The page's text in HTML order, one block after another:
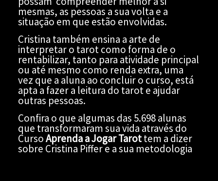
mesmas, as pessoas a sua volta e a
situação em que estão envolvidas.
Cristina também ensina a arte de
interpretar o tarot como forma de o
rentabilizar, tanto para atividade principal
ou até mesmo como renda extra, uma
vez que a aluna ao concluir o curso, está
apta a fazer a leitura do tarot e ajudar
outras pessoas.
Confira o que algumas das 5.698 alunas
que transformaram sua vida através do
CursoAprenda a Jogar Tarottem a dizer
sobre Cristina Piffer e a sua metodologia